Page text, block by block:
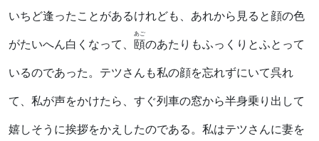
いちど逢ったことがあるけれども、あれから見ると顔の色
がたいへん白くなって、 頤
あご
のあたりもふっくりとふとって
いるのであった。テツさんも私の顔を忘れずにいて呉れ
て、私が声をかけたら、すぐ列車の窓から半身乗り出して
嬉しそうに挨拶をかえしたのである。私はテツさんに妻を